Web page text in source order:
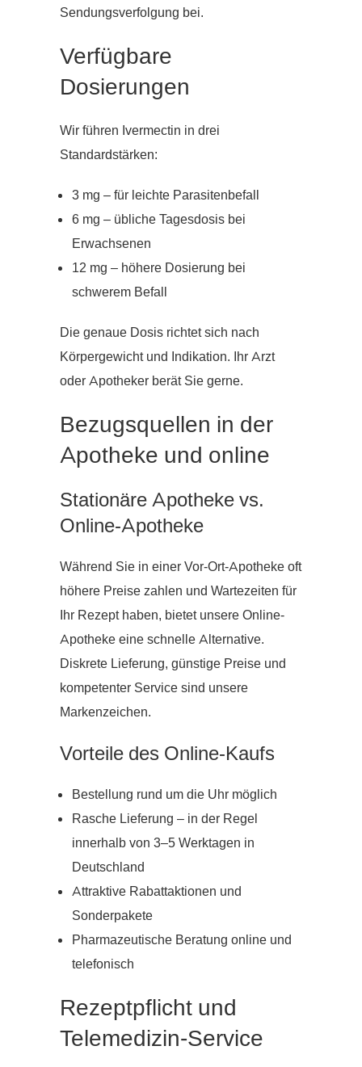
Sendungsverfolgung bei.
Verfügbare
Dosierungen
Wir führen Ivermectin in drei
Standardstärken:
3 mg – für leichte Parasitenbefall
6 mg – übliche Tagesdosis bei
Erwachsenen
12 mg – höhere Dosierung bei
schwerem Befall
Die genaue Dosis richtet sich nach
Körpergewicht und Indikation. Ihr Arzt
oder Apotheker berät Sie gerne.
Bezugsquellen in der
Apotheke und online
Stationäre Apotheke vs.
Online-Apotheke
Während Sie in einer Vor-Ort-Apotheke oft
höhere Preise zahlen und Wartezeiten für
Ihr Rezept haben, bietet unsere Online-
Apotheke eine schnelle Alternative.
Diskrete Lieferung, günstige Preise und
kompetenter Service sind unsere
Markenzeichen.
Vorteile des Online-Kaufs
Bestellung rund um die Uhr möglich
Rasche Lieferung – in der Regel
innerhalb von 3–5 Werktagen in
Deutschland
Attraktive Rabattaktionen und
Sonderpakete
Pharmazeutische Beratung online und
telefonisch
Rezeptpflicht und
Telemedizin-Service